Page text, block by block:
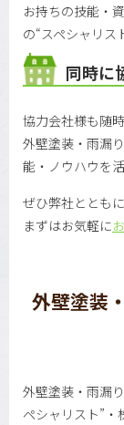
お持ちの技能・
の“スペシャリス
同時に
協力会社様も随
外壁塗装・雨漏
能・ノウハウを
ぜひ弊社ととも
まずはお気軽に
外壁塗装
外壁塗装・雨漏
ペシャリスト”・